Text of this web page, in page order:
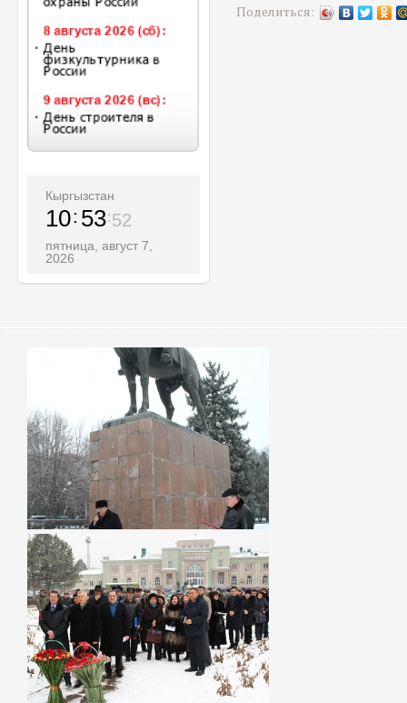
Кыргызстан
10 53 53
пятница, август 7,
2026
Поделиться: